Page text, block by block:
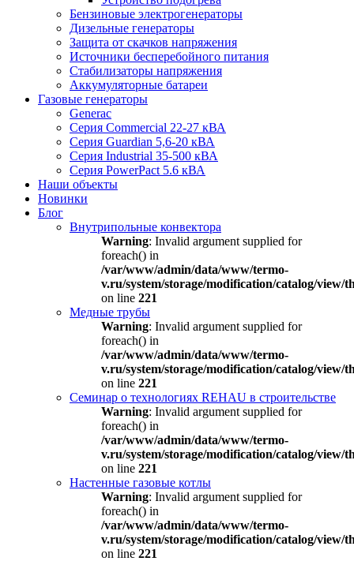
Бензиновые электрогенераторы
Дизельные генераторы
Защита от скачков напряжения
Источники бесперебойного питания
Стабилизаторы напряжения
Аккумуляторные батареи
Газовые генераторы
Generac
Серия Commercial 22-27 кВА
Серия Guardian 5,6-20 кВА
Серия Industrial 35-500 кВА
Серия PowerPact 5.6 кВА
Наши объекты
Новинки
Блог
Внутрипольные конвектора
Warning: Invalid argument supplied for
foreach() in
/var/www/admin/data/www/termo-
v.ru/system/storage/modification/catalog/view/
on line 221
Медные трубы
Warning: Invalid argument supplied for
foreach() in
/var/www/admin/data/www/termo-
v.ru/system/storage/modification/catalog/view/
on line 221
Семинар о технологиях REHAU в строительстве
Warning: Invalid argument supplied for
foreach() in
/var/www/admin/data/www/termo-
v.ru/system/storage/modification/catalog/view/
on line 221
Настенные газовые котлы
Warning: Invalid argument supplied for
foreach() in
/var/www/admin/data/www/termo-
v.ru/system/storage/modification/catalog/view/
on line 221